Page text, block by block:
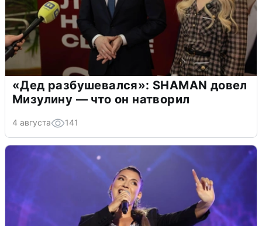
«Дед разбушевался»: SHAMAN довел
Мизулину — что он натворил
4 августа 141